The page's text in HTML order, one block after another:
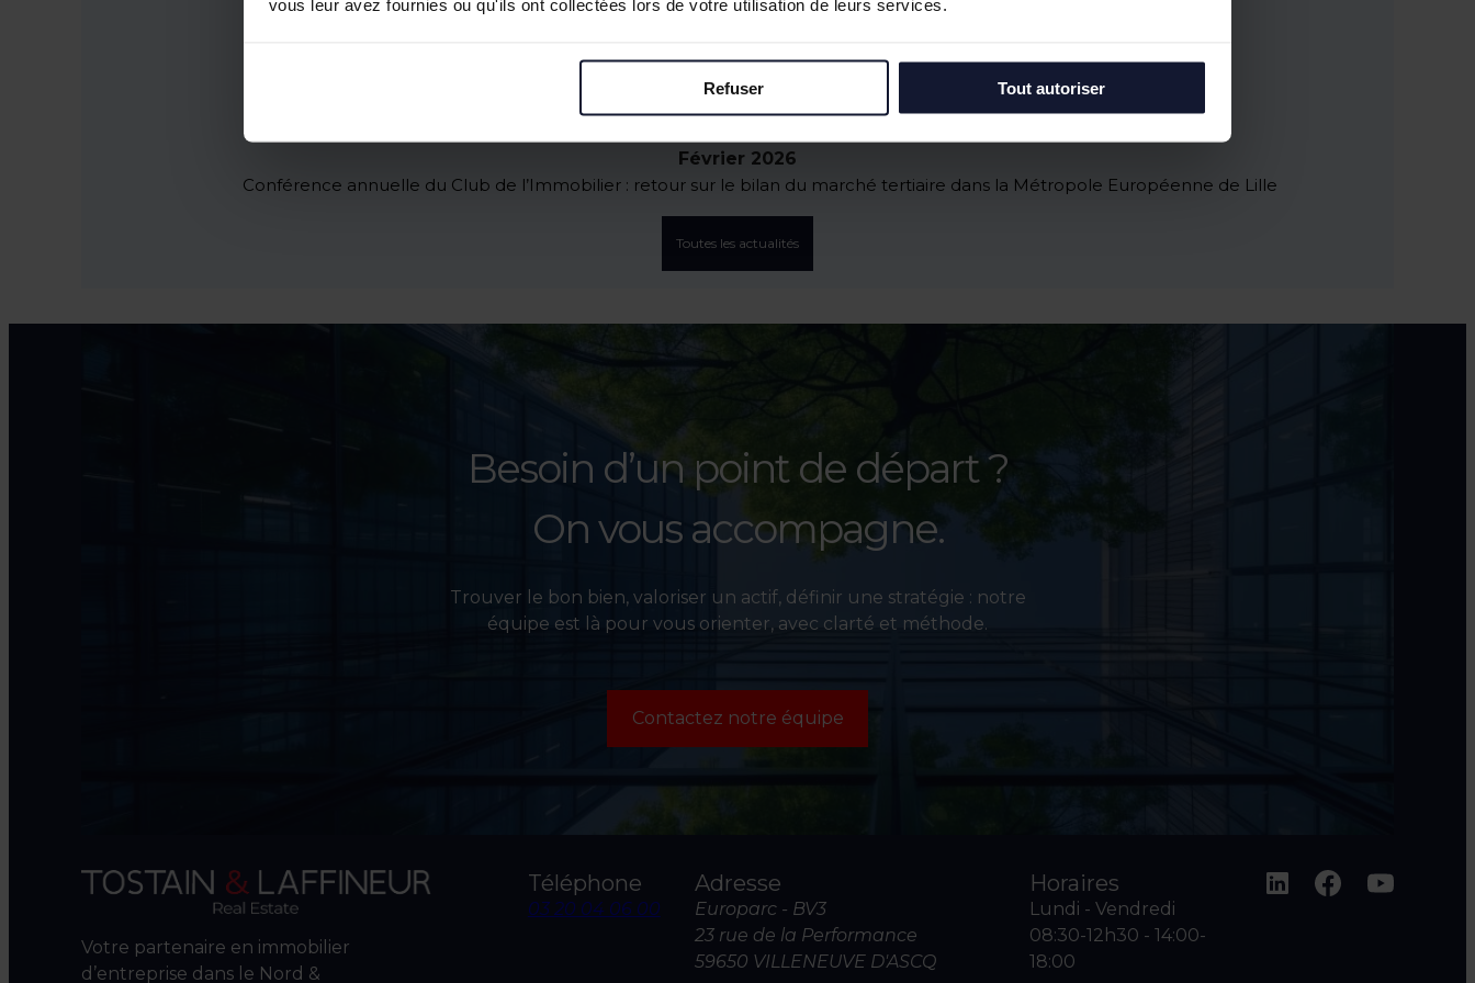
vous leur avez fournies ou qu'ils ont collectées lors de votre utilisation de leurs services.
Refuser Tout autoriser
Mai 2026
Février 2026
Conférence annuelle du Club de l’Immobilier : retour sur le bilan du marché tertiaire dans la Métropole Européenne de Lille
Toutes les actualités
Besoin d’un point de départ ?
On vous accompagne.
Trouver le bon bien, valoriser un actif, définir une stratégie : notre
équipe est là pour vous orienter, avec clarté et méthode.
Contactez notre équipe
Votre partenaire en immobilier
d’entreprise dans le Nord &
Téléphone
03 20 04 06 00
Adresse
Europarc - BV3
23 rue de la Performance
59650 VILLENEUVE D'ASCQ
Horaires
Lundi - Vendredi
08:30-12h30 - 14:00-
18:00